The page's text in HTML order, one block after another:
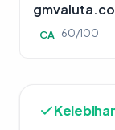
CA 60/100